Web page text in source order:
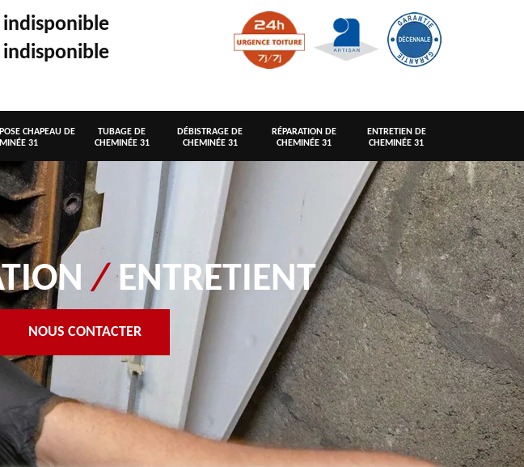
indisponible
indisponible
CHAPEAU DE
31
TUBAGE DE
CHEMINÉE 31
DÉBISTRAGE DE
CHEMINÉE 31
RÉPARATION DE
CHEMINÉE 31
ENTRETIEN DE
CHEMINÉE 31
/ENTRETIENT
NOUS CONTACTER